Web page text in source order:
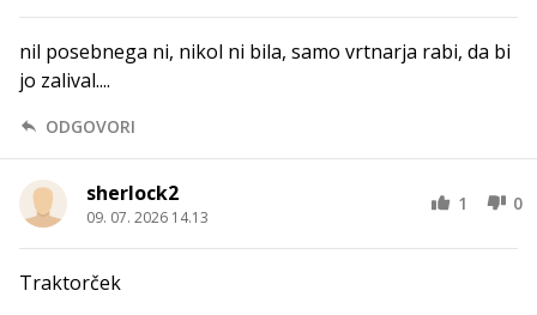
nil posebnega ni, nikol ni bila, samo vrtnarja rabi, da bi
jo zalival....
ODGOVORI
sherlock2
09. 07. 2026 14.13
1 0
Traktorček